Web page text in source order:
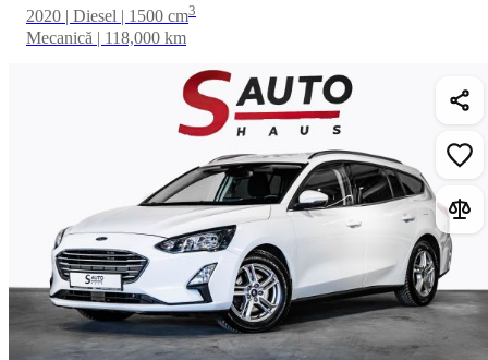
2020 | Diesel | 1500 cm3
Mecanică | 118,000 km